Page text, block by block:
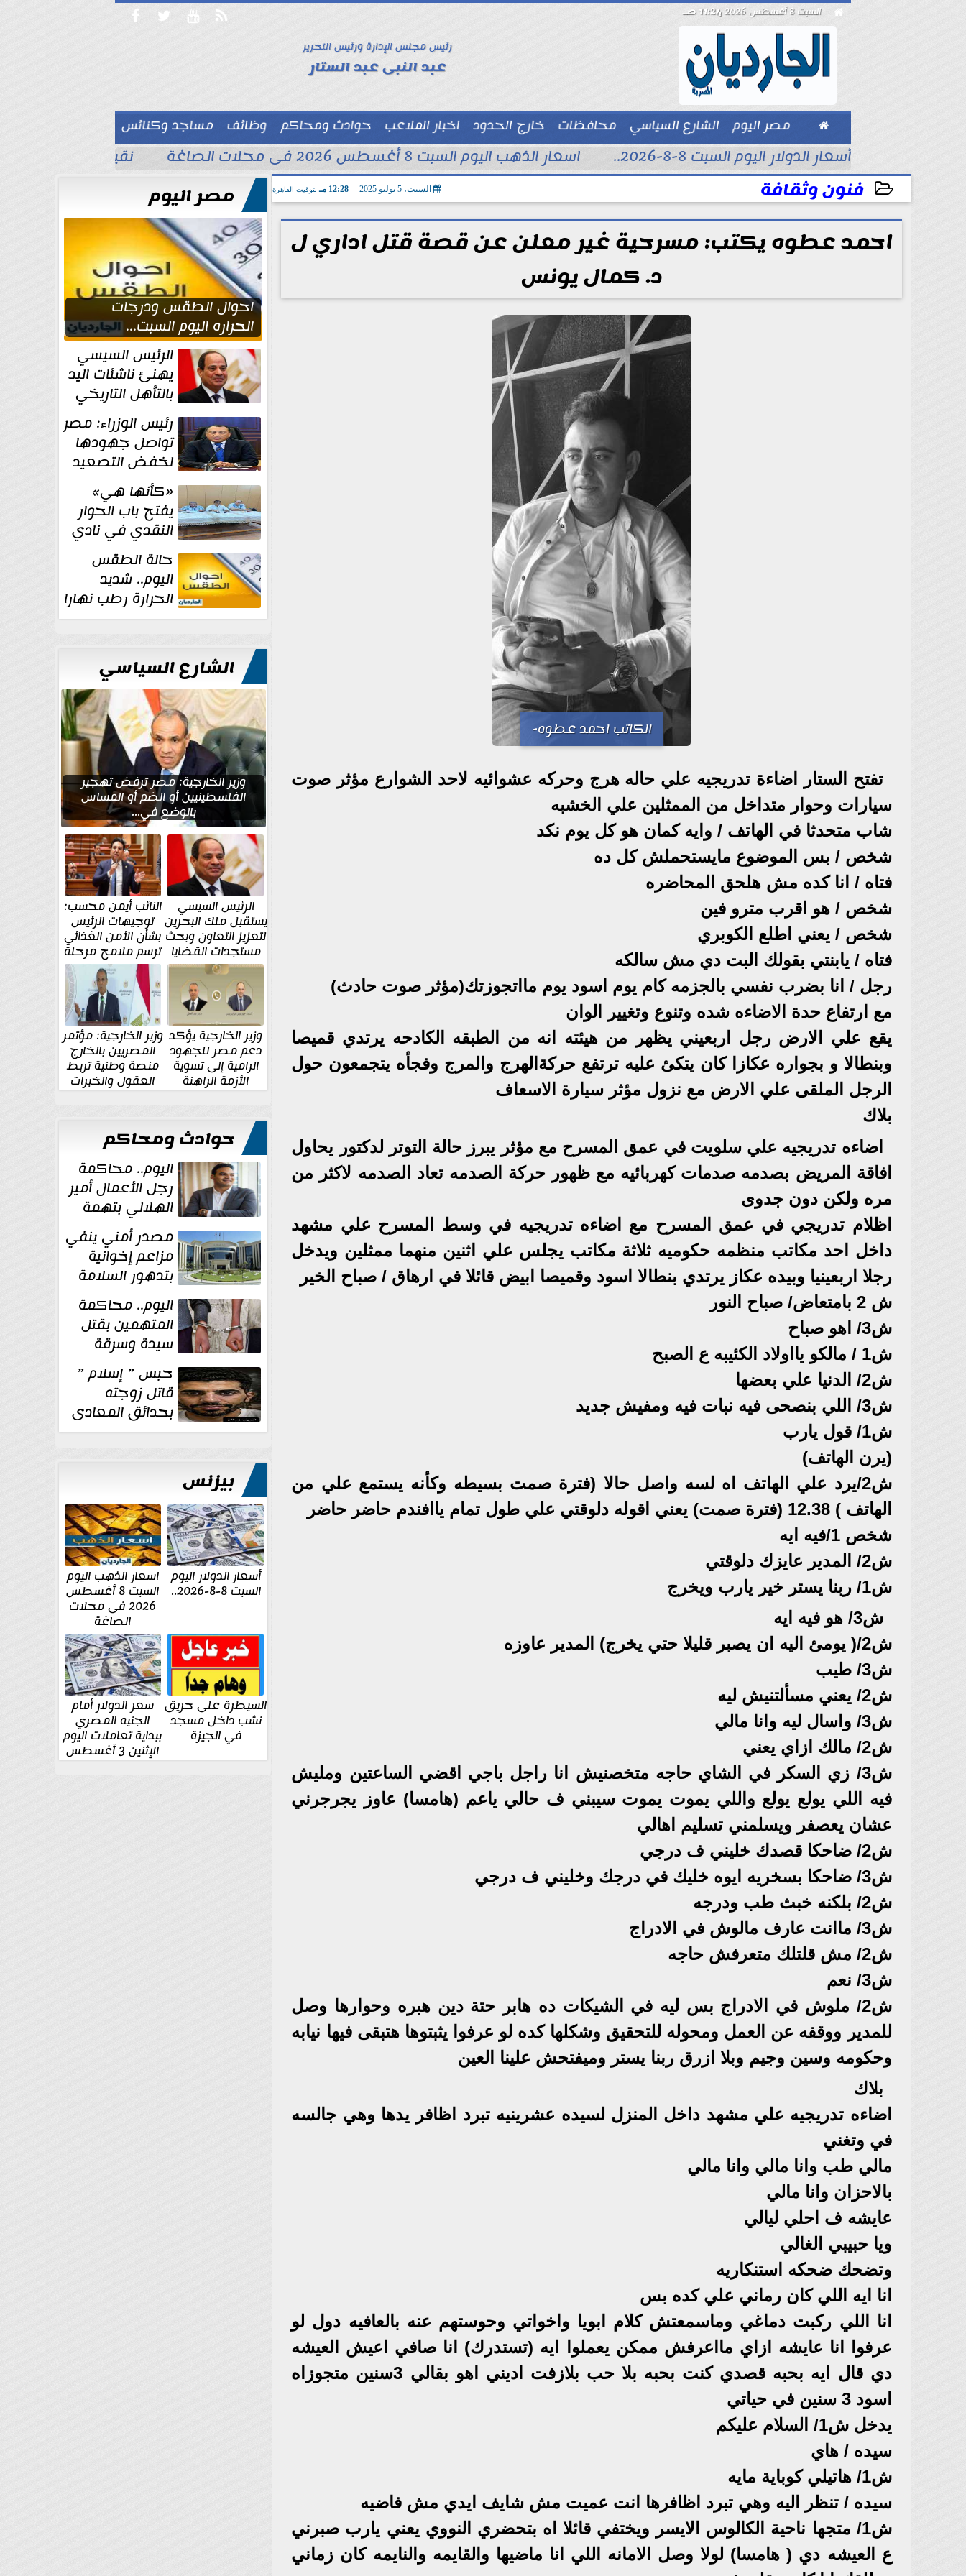
   
 السبت 8 أغسطس 2026 11:24 صـ
رئيس مجلس الإدارة ورئيس التحرير
عبد النبى عبد الستار
 مصر اليوم الشارع السياسي محافظات خارج الحدود اخبار الملاعب حوادث ومحاكم وظائف
مساجد وكنائس
بيزنس
توك شو  أسعار الدولار اليوم السبت 8-8-2026.. اسعار الذهب اليوم السبت 8 أغسطس 2026 فى محلات الصاغة نقيب الصحفيين:
فنون وثقافة السبت، 5 يوليو 2025 12:28 مـ بتوقيت القاهرة
2025-07-05 12:28:15
احمد عطوه يكتب: مسرحية غير معلن عن قصة قتل اداري ل
د. كمال يونس
الكاتب احمد عطوه-
تفتح الستار اضاءة تدريجيه علي حاله هرج وحركه عشوائيه لاحد الشوارع مؤثر صوت
سيارات وحوار متداخل من الممثلين علي الخشبه
شاب متحدثا في الهاتف / وايه كمان هو كل يوم نكد
شخص / بس الموضوع مايستحملش كل ده
فتاه / انا كده مش هلحق المحاضره
شخص / هو اقرب مترو فين
شخص / يعني اطلع الكوبري
فتاه / يابنتي بقولك البت دي مش سالكه
رجل / انا بضرب نفسي بالجزمه كام يوم اسود يوم مااتجوزتك(مؤثر صوت حادث)
مع ارتفاع حدة الاضاءه شده وتنوع وتغيير الوان
يقع علي الارض رجل اربعيني يظهر من هيئته انه من الطبقه الكادحه يرتدي قميصا
وبنطالا و بجواره عكازا كان يتكئ عليه ترتفع حركةالهرج والمرج وفجأه يتجمعون حول
الرجل الملقى علي الارض مع نزول مؤثر سيارة الاسعاف
بلاك
اضاءه تدريجيه علي سلويت في عمق المسرح مع مؤثر يبرز حالة التوتر لدكتور يحاول
افاقة المريض بصدمه صدمات كهربائيه مع ظهور حركة الصدمه تعاد الصدمه لاكثر من
مره ولكن دون جدوى
اظلام تدريجي في عمق المسرح مع اضاءه تدريجيه في وسط المسرح علي مشهد
داخل احد مكاتب منظمه حكوميه ثلاثة مكاتب يجلس علي اثنين منهما ممثلين ويدخل
رجلا اربعينيا وبيده عكاز يرتدي بنطالا اسود وقميصا ابيض قائلا في ارهاق / صباح الخير
ش 2 بامتعاض/ صباح النور
ش3/ اهو صباح
ش1 / مالكو يااولاد الكئيبه ع الصبح
ش2/ الدنيا علي بعضها
ش3/ اللي بنصحى فيه نبات فيه ومفيش جديد
ش1/ قول يارب
(يرن الهاتف)
ش2/يرد علي الهاتف اه لسه واصل حالا (فترة صمت بسيطه وكأنه يستمع علي من
الهاتف ) 12.38 (فترة صمت) يعني اقوله دلوقتي علي طول تمام ياافندم حاضر حاضر
شخص 1/فيه ايه
ش2/ المدير عايزك دلوقتي
ش1/ ربنا يستر خير يارب ويخرج
ش3/ هو فيه ايه
ش2/( يومئ اليه ان يصبر قليلا حتي يخرج) المدير عاوزه
ش3/ طيب
ش2/ يعني مسألتنيش ليه
ش3/ واسال ليه وانا مالي
ش2/ مالك ازاي يعني
ش3/ زي السكر في الشاي حاجه متخصنيش انا راجل باجي اقضي الساعتين ومليش
فيه اللي يولع يولع واللي يموت يموت سيبني ف حالي ياعم (هامسا) عاوز يجرجرني
عشان يعصفر ويسلمني تسليم اهالي
ش2/ ضاحكا قصدك خليني ف درجي
ش3/ ضاحكا بسخريه ايوه خليك في درجك وخليني ف درجي
ش2/ بلكنه خبث طب ودرجه
ش3/ ماانت عارف مالوش في الادراج
ش2/ مش قلتلك متعرفش حاجه
ش3/ نعم
ش2/ ملوش في الادراج بس ليه في الشيكات ده هابر حتة دين هبره وحوارها وصل
للمدير ووقفه عن العمل ومحوله للتحقيق وشكلها كده لو عرفوا يثبتوها هتبقى فيها نيابه
وحكومه وسين وجيم وبلا ازرق ربنا يستر وميفتحش علينا العين
بلاك
اضاءه تدريجيه علي مشهد داخل المنزل لسيده عشرينيه تبرد اظافر يدها وهي جالسه
في وتغني
مالي طب وانا مالي وانا مالي
بالاحزان وانا مالي
عايشه ف احلي ليالي
ويا حبيبي الغالي
وتضحك ضحكه استنكاريه
انا ايه اللي كان رماني علي كده بس
انا اللي ركبت دماغي وماسمعتش كلام ابويا واخواتي وحوستهم عنه بالعافيه دول لو
عرفوا انا عايشه ازاي مااعرفش ممكن يعملوا ايه (تستدرك) انا صافي اعيش العيشه
دي قال ايه بحبه قصدي كنت بحبه بلا حب بلازفت اديني اهو بقالي 3سنين متجوزاه
اسود 3 سنين في حياتي
يدخل ش1/ السلام عليكم
سيده / هاي
ش1/ هاتيلي كوباية مايه
سيده / تنظر اليه وهي تبرد اظافرها انت عميت مش شايف ايدي مش فاضيه
ش1/ متجها ناحية الكالوس الايسر ويختفي قائلا اه بتحضري النووي يعني يارب صبرني
ع العيشه دي ( هامسا) لولا وصل الامانه اللي انا ماضيها والقايمه والنايمه كان زماني
مصر اليوم
احوال الطقس ودرجات
الحراره اليوم السبت...
العظمى في القاهره 36
درجة الرئيس السيسي
يهنئ ناشئات اليد
بالتأهل التاريخي
إلى نصف نهائي
كأس العالم رئيس الوزراء: مصر
تواصل جهودها
لخفض التصعيد
والحفاظ على
الاستقرار الإقليمي«كأنها هي»
يفتح باب الحوار
النقدي في نادي
أدب مصر الجديدة
حالة الطقس
اليوم.. شديد
الحرارة رطب نهارا
مائل للحرارة رطب
الشارع السياسي
وزير الخارجية: مصر ترفض تهجير
الفلسطينيين أو الضم أو المساس
بالوضع في...
الرئيس السيسي
يستقبل ملك البحرين
لتعزيز التعاون وبحث
مستجدات القضايا
الإقليمية والدولية
النائب أيمن محسب:
توجيهات الرئيس
بشأن الأمن الغذائي
ترسم ملامح مرحلة
جديدة
وزير الخارجية يؤكد
دعم مصر للجهود
الرامية إلى تسوية
الأزمة الراهنة
وزير الخارجية: مؤتمر
المصريين بالخارج
منصة وطنية تربط
العقول والخبرات
المصرية بالدولة
حوادث ومحاكم
اليوم.. محاكمة
رجل الأعمال أمير
الهلالي بتهمة
غسل الأموال
مصدر أمني ينفي
مزاعم إخوانية
بتدهور السلامة
الإنشائية لأحد
مراكز الإصلاح والتأهيل
اليوم.. محاكمة
المتهمين بقتل
سيدة وسرقة
ذهبها في بولاق
الدكرور حبس ” إسلام ”
قاتل زوجته
بحدائق المعادى
١٥ يوم أخرى
بيزنس
أسعار الدولار اليوم
السبت 8-8-2026..
اسعار الذهب اليوم
السبت 8 أغسطس
2026 فى محلات
الصاغة
السيطرة على حريق
نشب داخل مسجد
في الجيزة
سعر الدولار أمام
الجنيه المصري
ببداية تعاملات اليوم
الإثنين 3 أغسطس